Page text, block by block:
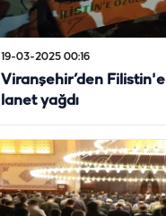
19-03-2025 00:16
Viranşehir’den
lanet yağdı